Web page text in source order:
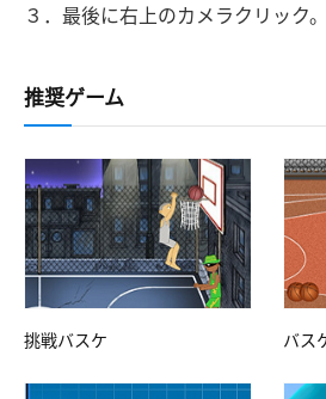
３．最後に右上のカメラクリック。
推奨ゲーム
挑戦バスケ バス